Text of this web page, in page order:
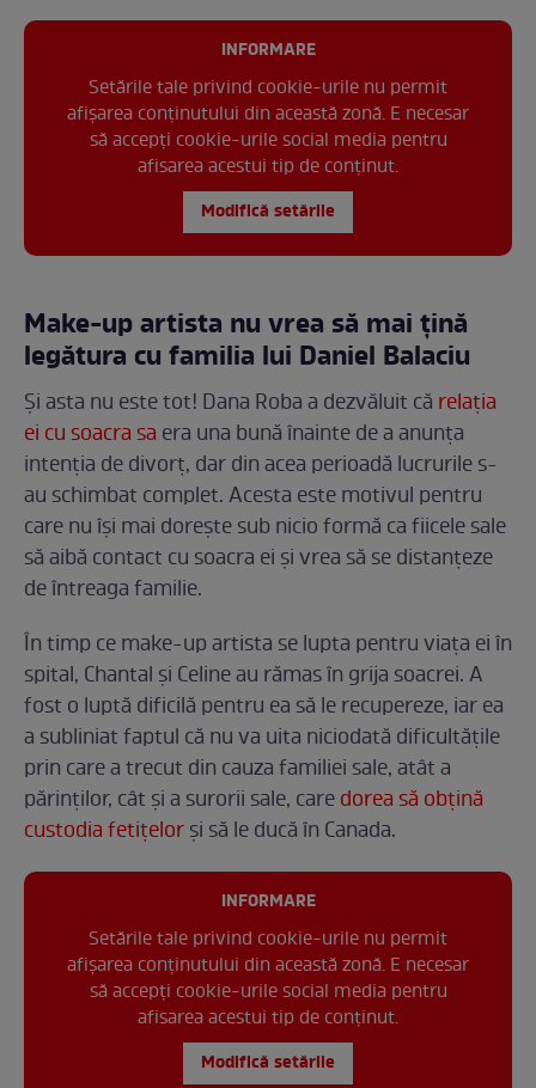
INFORMARE
Setările tale privind cookie-urile nu permit
afișarea conținutului din această zonă. E necesar
să accepți cookie-urile social media pentru
afisarea acestui tip de conținut.
Modifică setările
Make-up artista nu vrea să mai țină
legătura cu familia lui Daniel Balaciu
Și asta nu este tot! Dana Roba a dezvăluit că relația
ei cu soacra sa era una bună înainte de a anunța
intenția de divorț, dar din acea perioadă lucrurile s-
au schimbat complet. Acesta este motivul pentru
care nu își mai dorește sub nicio formă ca fiicele sale
să aibă contact cu soacra ei și vrea să se distanțeze
de întreaga familie.
În timp ce make-up artista se lupta pentru viața ei în
spital, Chantal și Celine au rămas în grija soacrei. A
fost o luptă dificilă pentru ea să le recupereze, iar ea
a subliniat faptul că nu va uita niciodată dificultățile
prin care a trecut din cauza familiei sale, atât a
părinților, cât și a surorii sale, caredorea să obțină
custodia fetițelorși să le ducă în Canada.
INFORMARE
Setările tale privind cookie-urile nu permit
afișarea conținutului din această zonă. E necesar
să accepți cookie-urile social media pentru
afisarea acestui tip de conținut.
Modifică setările